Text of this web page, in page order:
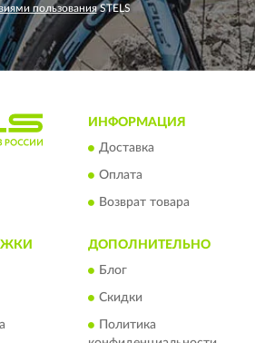
пользованияSTELS
ИНФОРМАЦИЯ
Доставка
Оплата
Возврат товара
ДОПОЛНИТЕЛЬНО
Блог
Скидки
Политика